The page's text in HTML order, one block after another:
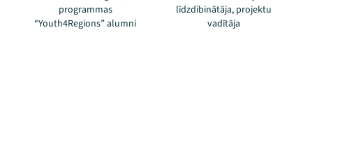
programmas
“Youth4Regions” alumni
līdzdibinātāja, projektu
vadītāja